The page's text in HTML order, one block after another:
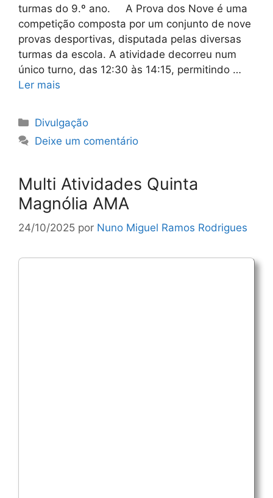
turmas do 9.º ano. A Prova dos Nove é uma
competição composta por um conjunto de nove
provas desportivas, disputada pelas diversas
turmas da escola. ​A atividade decorreu num
único turno, das 12:30 às 14:15, permitindo …
Ler mais
Categorias
Divulgação
Deixe um comentário
Multi Atividades Quinta
Magnólia AMA
24/10/2025 por Nuno Miguel Ramos Rodrigues